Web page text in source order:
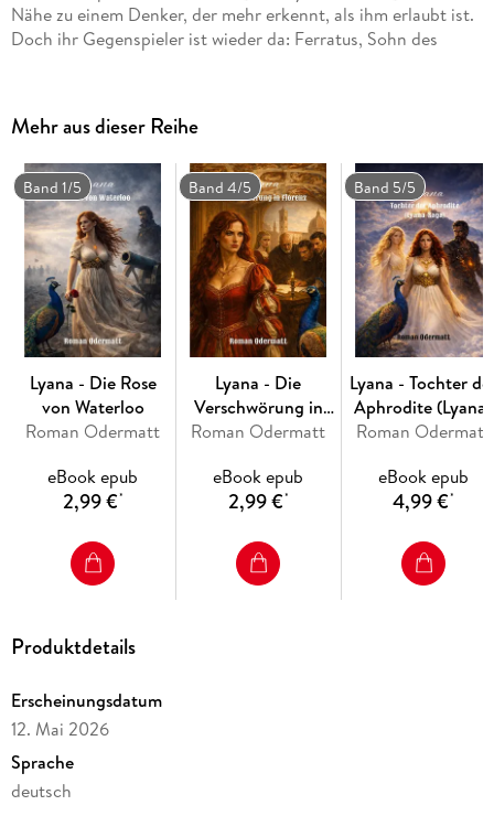
Nähe zu einem Denker, der mehr erkennt, als ihm erlaubt ist.
Doch ihr Gegenspieler ist wieder da: Ferratus, Sohn des
Mehr aus dieser Reihe
Band 1/5
Lyana - Die Rose
von Waterloo
Roman Odermatt
eBook epub
2,99 €*
Band 4/5
Lyana - Die
Verschwörung in
Florenz
Roman Odermatt
eBook epub
2,99 €*
Band 5/5
Lyana - Tochter
Aphrodite (Lyana-
Saga)
Roman Odermatt
eBook epub
4,99 €*
Produktdetails
Erscheinungsdatum
12. Mai 2026
Sprache
deutsch